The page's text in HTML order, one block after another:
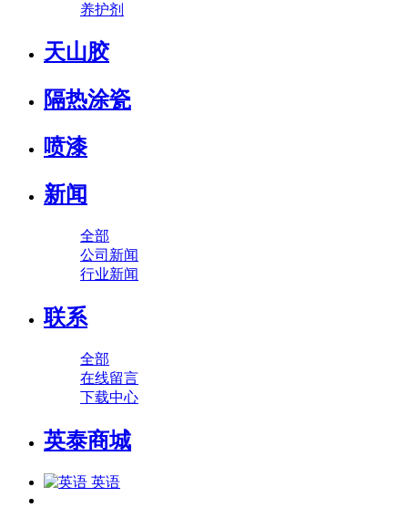
养护剂
天山胶
隔热涂瓷
喷漆
新闻
全部
公司新闻
行业新闻
联系
全部
在线留言
下载中心
英泰商城
英语